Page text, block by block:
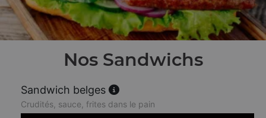
Nos Sandwichs
Sandwich belges
Crudités, sauce, frites dans le pain